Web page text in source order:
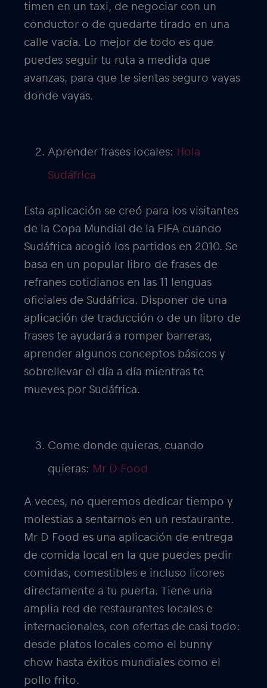
timen en un taxi, de negociar con un
conductor o de quedarte tirado en una
calle vacía. Lo mejor de todo es que
puedes seguir tu ruta a medida que
avanzas, para que te sientas seguro vayas
donde vayas.
Aprender frases locales: Hola
Sudáfrica
Esta aplicación se creó para los visitantes
de la Copa Mundial de la FIFA cuando
Sudáfrica acogió los partidos en 2010. Se
basa en un popular libro de frases de
refranes cotidianos en las 11 lenguas
oficiales de Sudáfrica. Disponer de una
aplicación de traducción o de un libro de
frases te ayudará a romper barreras,
aprender algunos conceptos básicos y
sobrellevar el día a día mientras te
mueves por Sudáfrica.
Come donde quieras, cuando
quieras: Mr D Food
A veces, no queremos dedicar tiempo y
molestias a sentarnos en un restaurante.
Mr D Food es una aplicación de entrega
de comida local en la que puedes pedir
comidas, comestibles e incluso licores
directamente a tu puerta. Tiene una
amplia red de restaurantes locales e
internacionales, con ofertas de casi todo:
desde platos locales como el bunny
chow hasta éxitos mundiales como el
pollo frito.